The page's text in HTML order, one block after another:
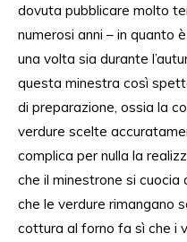
dovuta pubblicare molto
numerosi anni – in quanto
una volta sia durante
questa minestra così
di preparazione, ossia la
verdure scelte
complica per nulla la
che il minestrone si cuocia
che le verdure rimangano
cottura al forno fa sì che i